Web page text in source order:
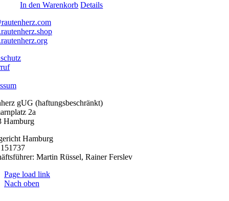
In den Warenkorb Details
gUG (haftungsbeschränkt)
2a
Hamburg
Hamburg
Martin Rüssel, Rainer Ferslev
Page load link
Nach oben